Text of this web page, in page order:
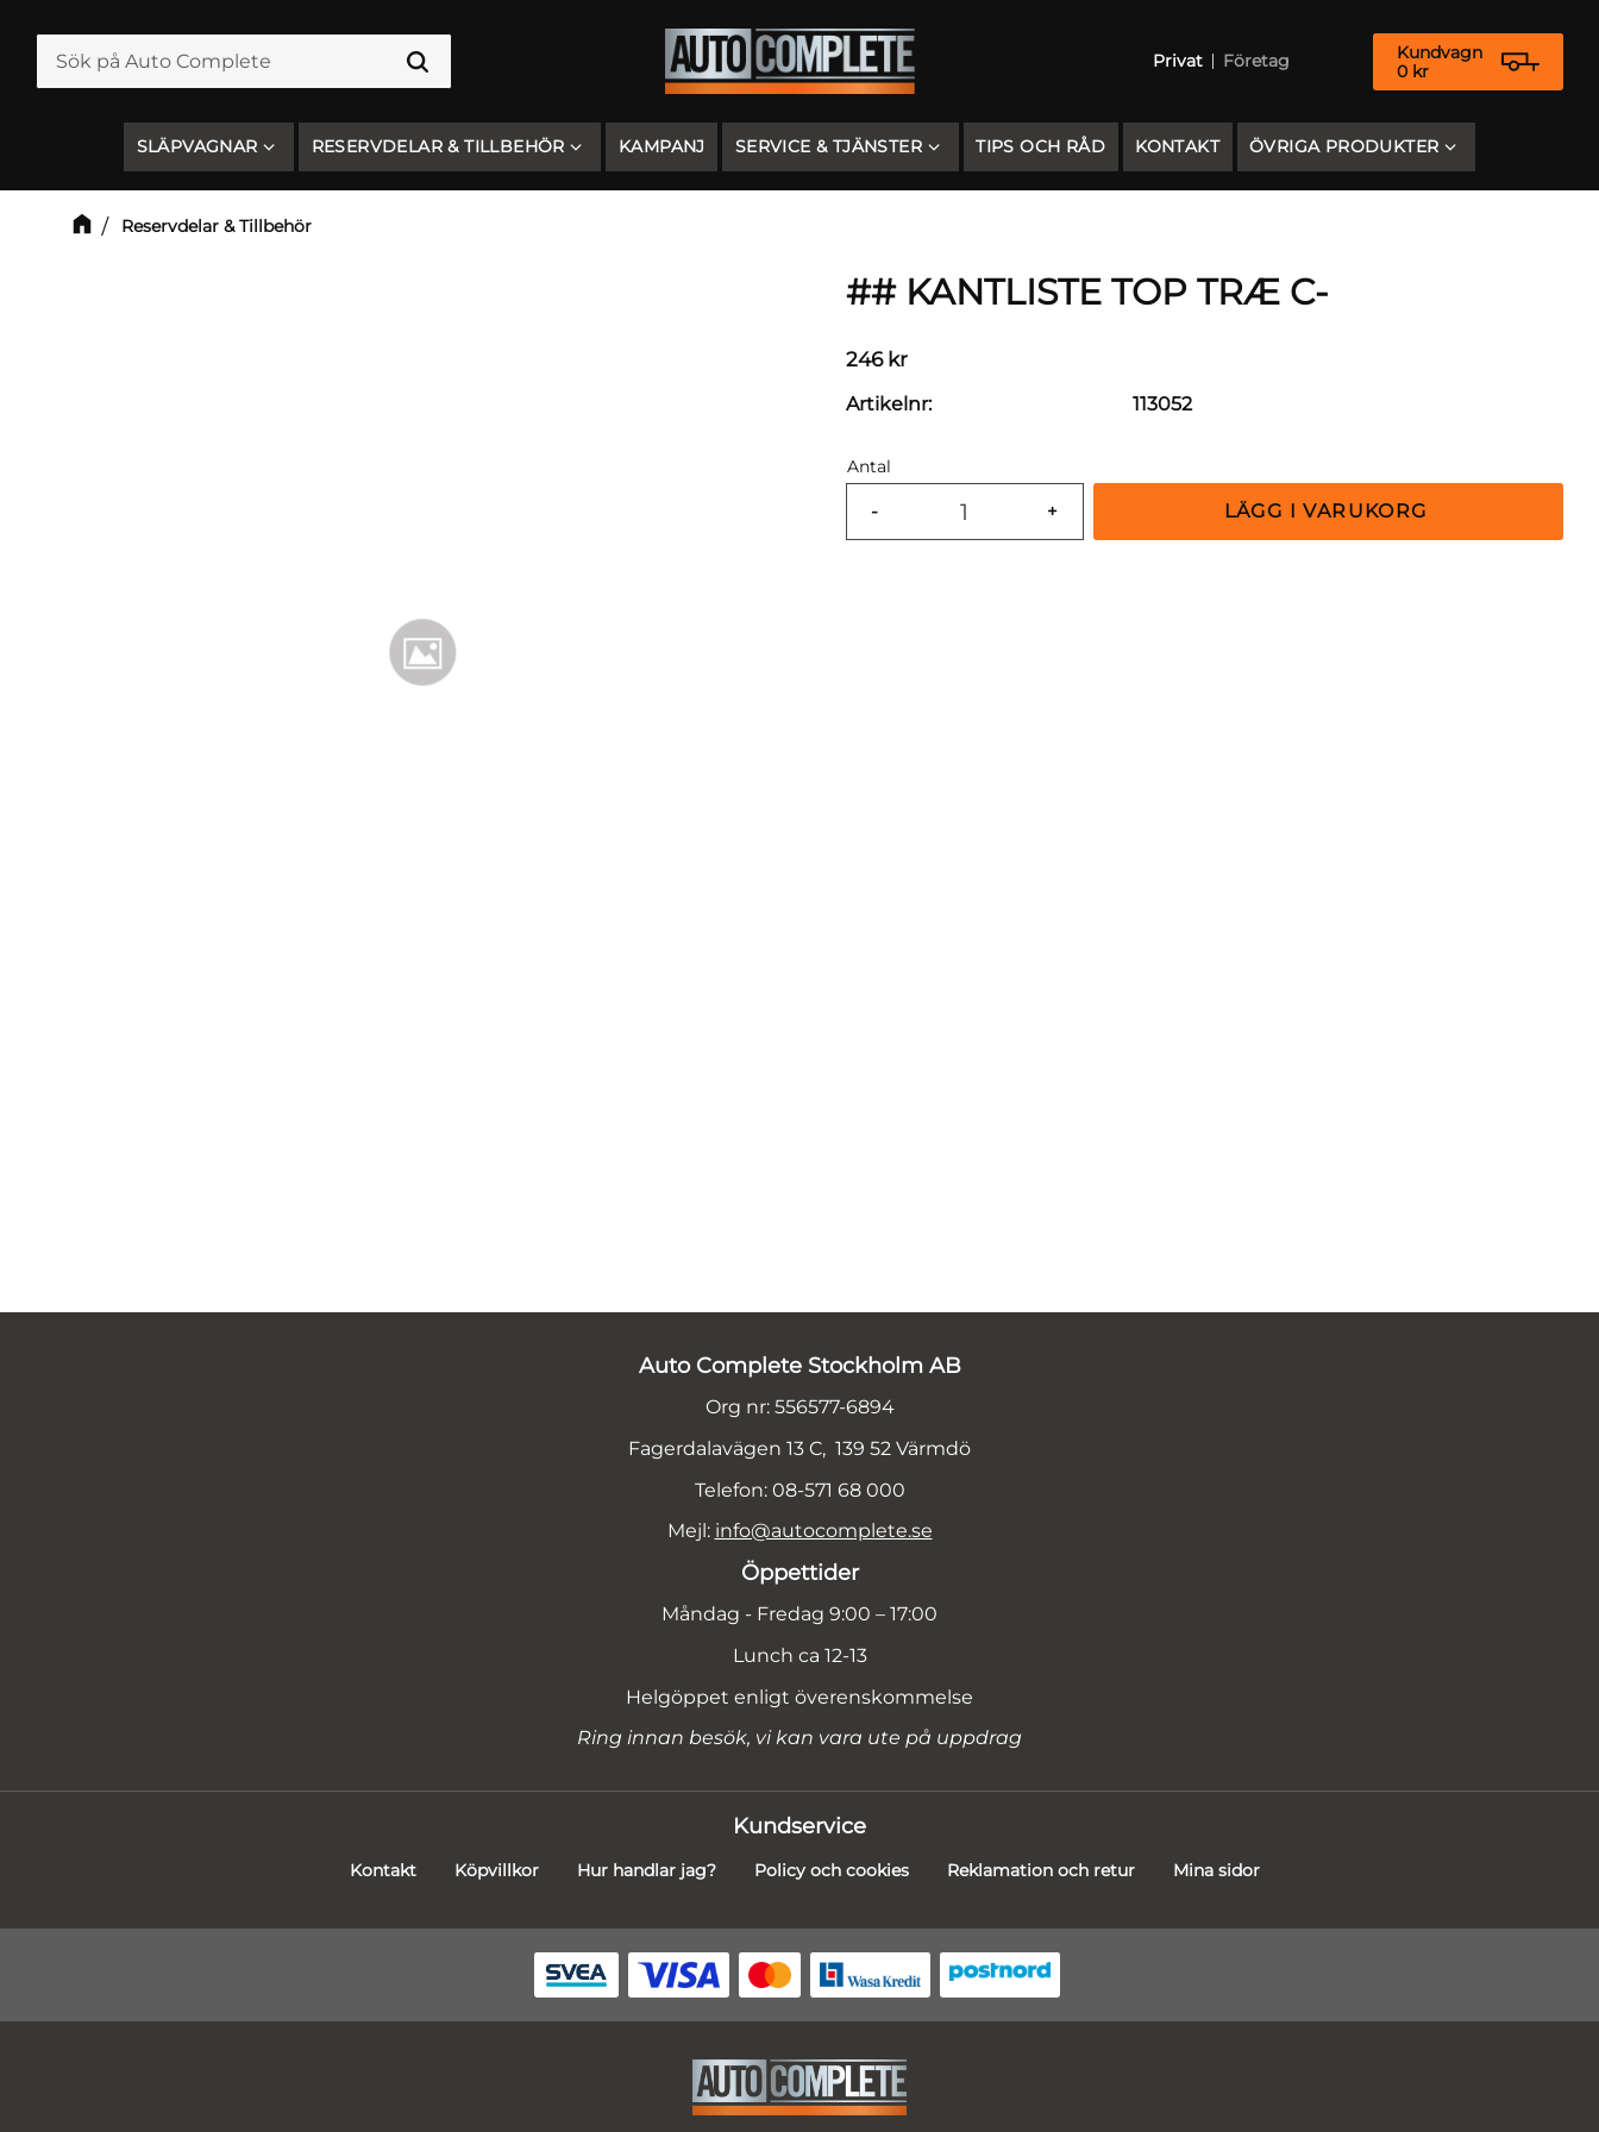
Privat Företag
Kundvagn
0 kr
SLÄPVAGNAR RESERVDELAR & TILLBEHÖR KAMPANJ SERVICE & TJÄNSTER TIPS OCH RÅD KONTAKT ÖVRIGA PRODUKTER
Reservdelar & Tillbehör
## KANTLISTE TOP TRÆ C-
246kr
Antal
+
-
Artikelnr 113052
Auto Complete Stockholm AB
Org nr: 556577-6894
Fagerdalavägen 13 C, 139 52 Värmdö
Telefon: 08-571 68 000
Mejl: info@autocomplete.se
Öppettider
Måndag - Fredag 9:00 – 17:00
Lunch ca 12-13
Helgöppet enligt överenskommelse
Ring innan besök, vi kan vara ute på uppdrag
Kundservice
Kontakt Köpvillkor Hur handlar jag? Policy och cookies Reklamation och retur Mina sidor